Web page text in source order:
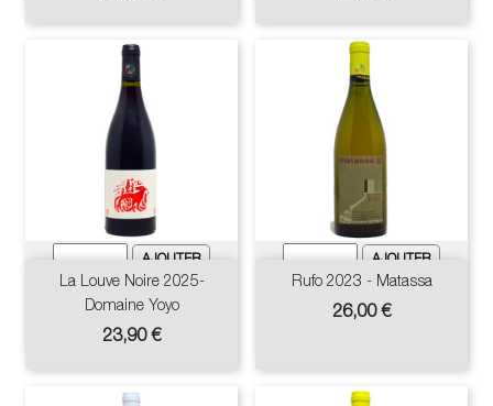
La Louve Noire 2025-
Domaine Yoyo
Prix
23,90 €
Rufo 2023 - Matassa
Prix
26,00 €